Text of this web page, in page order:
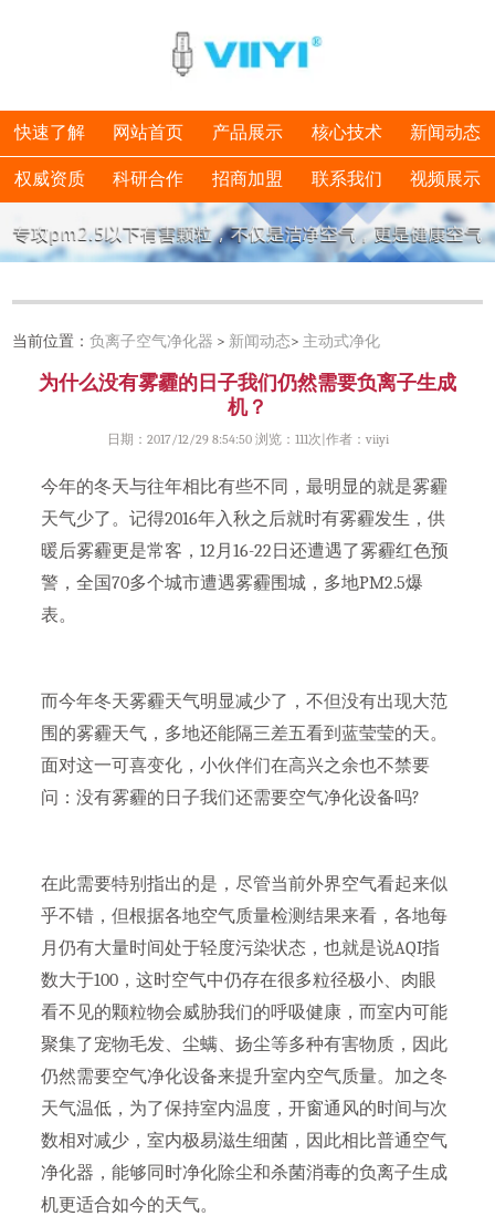
快速了解 网站首页 产品展示 核心技术 新闻动态
权威资质 科研合作 招商加盟 联系我们 视频展示
当前位置：负离子空气净化器 > 新闻动态> 主动式净化
为什么没有雾霾的日子我们仍然需要负离子生成
机？
日期：2017/12/29 8:54:50 浏览： 111次|作者：viiyi
今年的冬天与往年相比有些不同，最明显的就是雾霾
天气少了。记得2016年入秋之后就时有雾霾发生，供
暖后雾霾更是常客，12月16-22日还遭遇了雾霾红色预
警，全国70多个城市遭遇雾霾围城，多地PM2.5爆
表。
而今年冬天雾霾天气明显减少了，不但没有出现大范
围的雾霾天气，多地还能隔三差五看到蓝莹莹的天。
面对这一可喜变化，小伙伴们在高兴之余也不禁要
问：没有雾霾的日子我们还需要空气净化设备吗?
在此需要特别指出的是，尽管当前外界空气看起来似
乎不错，但根据各地空气质量检测结果来看，各地每
月仍有大量时间处于轻度污染状态，也就是说AQI指
数大于100，这时空气中仍存在很多粒径极小、肉眼
看不见的颗粒物会威胁我们的呼吸健康，而室内可能
聚集了宠物毛发、尘螨、扬尘等多种有害物质，因此
仍然需要空气净化设备来提升室内空气质量。加之冬
天气温低，为了保持室内温度，开窗通风的时间与次
数相对减少，室内极易滋生细菌，因此相比普通空气
净化器，能够同时净化除尘和杀菌消毒的负离子生成
机更适合如今的天气。